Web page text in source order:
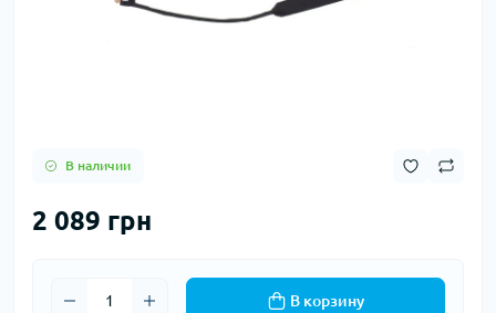
В наличии
2 089 грн
В корзину